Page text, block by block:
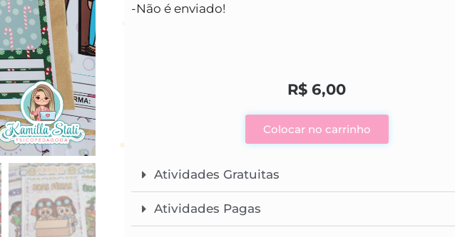
-Não é enviado!
R$ 6,00
Colocar no carrinho
Atividades Gratuitas
Atividades Pagas